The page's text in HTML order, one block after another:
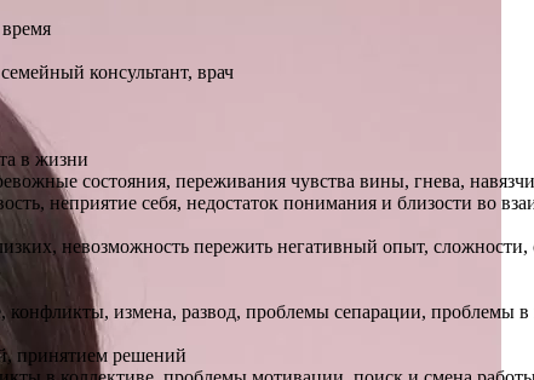
консультант, врач
в жизни
состояния, переживания чувства вины, гнева,
неприятие себя, недостаток понимания и близости во
невозможность пережить негативный опыт, сложности,
измена, развод, проблемы сепарации, проблемы в
принятием решений